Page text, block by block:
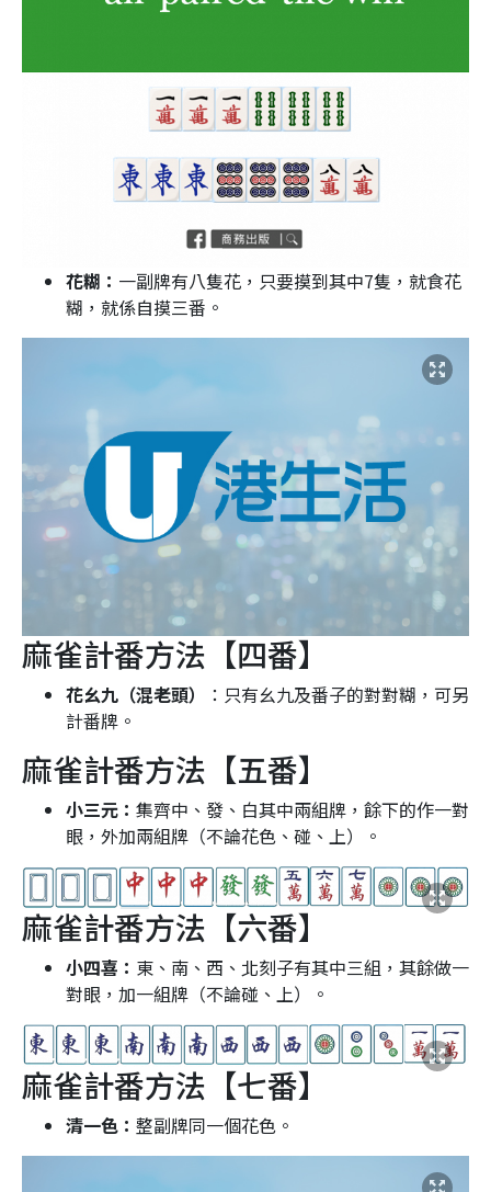
花糊： 一副牌有八隻花，只要摸到其中7隻，就食花
糊，就係自摸三番。
麻雀計番方法【四番】
花幺九（混老頭）
：只有幺九及番子的對對糊，可另
計番牌。
麻雀計番方法【五番】
小三元： 集齊中、發、白其中兩組牌，餘下的作一對
眼，外加兩組牌（不論花色、碰、上）。
麻雀計番方法【六番】
小四喜： 東、南、西、北刻子有其中三組，其餘做一
對眼，加一組牌（不論碰、上）。
麻雀計番方法【七番】
清一色： 整副牌同一個花色。